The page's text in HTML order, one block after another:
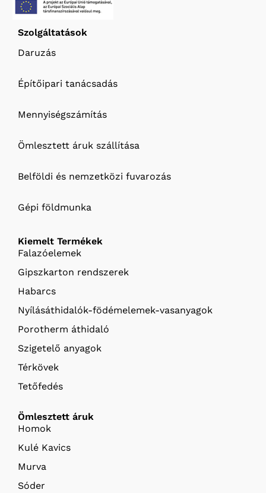
Szolgáltatások
Daruzás
Építőipari tanácsadás
Mennyiségszámítás
Ömlesztett áruk szállítása
Belföldi és nemzetközi fuvarozás
Gépi földmunka
Kiemelt Termékek
Falazóelemek
Gipszkarton rendszerek
Habarcs
Nyílásáthidalók-födémelemek-vasanyagok
Porotherm áthidaló
Szigetelő anyagok
Térkövek
Tetőfedés
Ömlesztett áruk
Homok
Kulé Kavics
Murva
Sóder